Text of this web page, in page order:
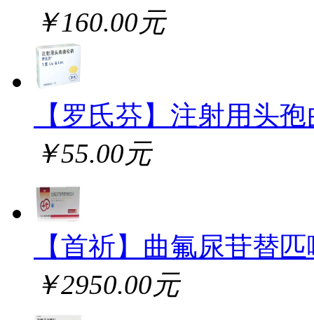
￥160.00元
【罗氏芬】注射用头
￥55.00元
【首祈】曲氟尿苷替
￥2950.00元